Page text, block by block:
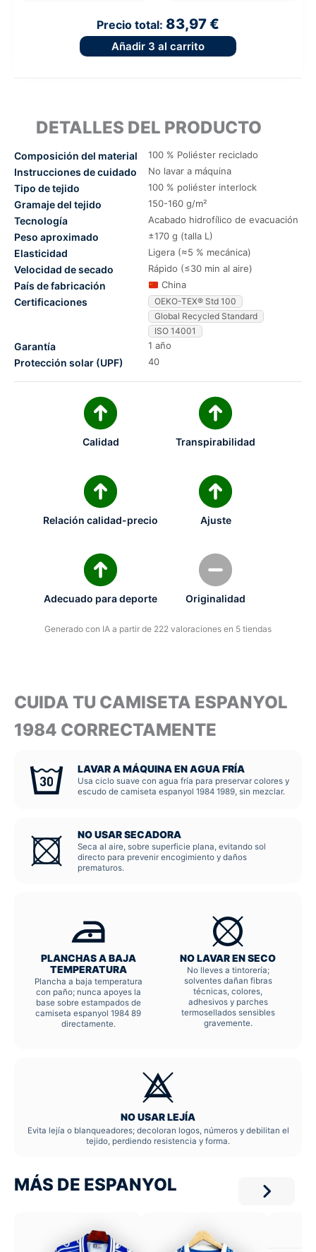
Precio total: 83,97 €
Añadir 3 al carrito
DETALLES DEL PRODUCTO
Composición del material 100 % Poliéster reciclado
Instrucciones de cuidado No lavar a máquina
Tipo de tejido 100 % poliéster interlock
Gramaje del tejido 150-160 g/m²
Tecnología Acabado hidrofílico de evacuación
Peso aproximado ±170 g (talla L)
Elasticidad Ligera (≈5 % mecánica)
Velocidad de secado Rápido (≤30 min al aire)
País de fabricación China
Certificaciones
OEKO-TEX® Std 100
Global Recycled Standard
ISO 14001
Garantía 1 año
Protección solar (UPF) 40
Calidad Transpirabilidad
Relación calidad-precio Ajuste
Adecuado para deporte Originalidad
Generado con IA a partir de 222 valoraciones en 5 tiendas
CUIDA TU CAMISETA ESPANYOL
1984 CORRECTAMENTE
LAVAR A MÁQUINA EN AGUA FRÍA
Usa ciclo suave con agua fría para preservar colores y
escudo de camiseta espanyol 1984 1989, sin mezclar.
NO USAR SECADORA
Seca al aire, sobre superficie plana, evitando sol
directo para prevenir encogimiento y daños
prematuros.
PLANCHAS A BAJA
TEMPERATURA
Plancha a baja temperatura
con paño; nunca apoyes la
base sobre estampados de
camiseta espanyol 1984 89
directamente.
NO LAVAR EN SECO
No lleves a tintorería;
solventes dañan fibras
técnicas, colores,
adhesivos y parches
termosellados sensibles
gravemente.
NO USAR LEJÍA
Evita lejía o blanqueadores; decoloran logos, números y debilitan el
tejido, perdiendo resistencia y forma.
MÁS DE ESPANYOL